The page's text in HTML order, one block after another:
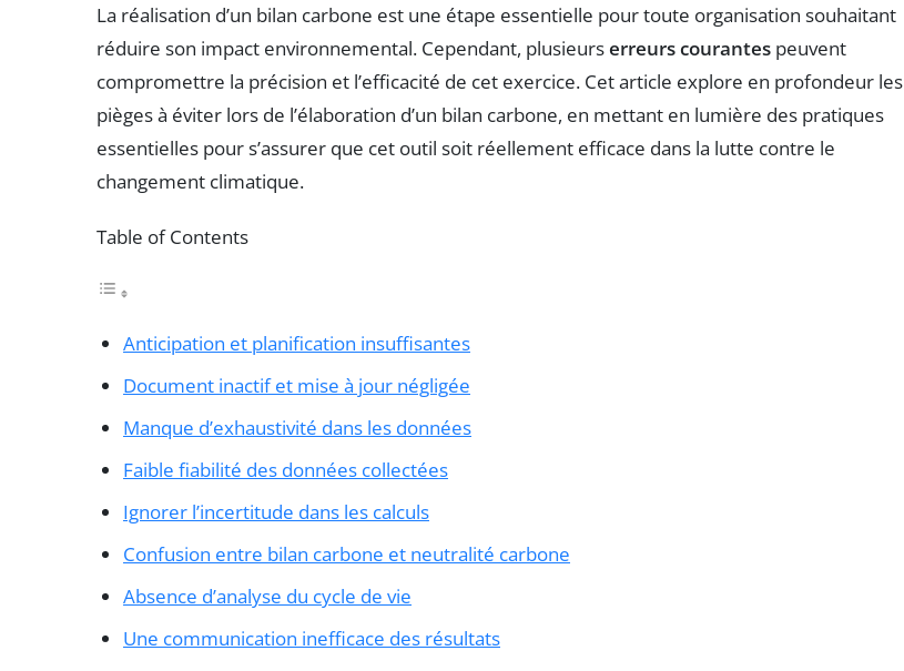
La réalisation d’un bilan carbone est une étape essentielle pour toute organisation souhaitant
réduire son impact environnemental. Cependant, plusieurserreurs courantes peuvent
compromettre la précision et l’efficacité de cet exercice. Cet article explore en profondeur les
pièges à éviter lors de l’élaboration d’un bilan carbone, en mettant en lumière des pratiques
essentielles pour s’assurer que cet outil soit réellement efficace dans la lutte contre le
changement climatique.
Table of Contents
Anticipation et planification insuffisantes
Document inactif et mise à jour négligée
Manque d’exhaustivité dans les données
Faible fiabilité des données collectées
Ignorer l’incertitude dans les calculs
Confusion entre bilan carbone et neutralité carbone
Absence d’analyse du cycle de vie
Une communication inefficace des résultats